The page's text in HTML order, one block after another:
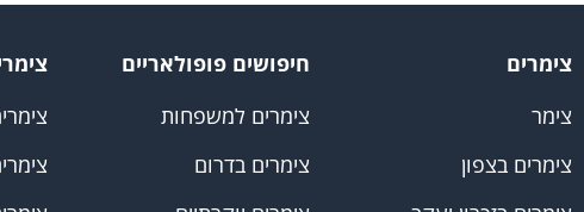
צימרים
צימר
צימרים בצפון
חיפושים פופולאריים
צימרים למשפחות
צימרים בדרום